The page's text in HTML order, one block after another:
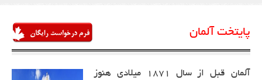
پایتخت آلمان
آلمان قبل از سال 1871 میلادی هنوز